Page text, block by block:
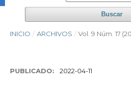
Buscar
INICIO / ARCHIVOS / Vol. 9 Núm. 17
PUBLICADO: 2022-04-11